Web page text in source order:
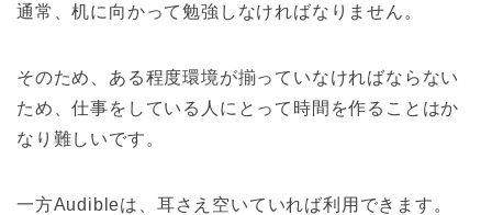
通常、机に向かって勉強しなければなりません。
そのため、ある程度環境が揃っていなければならない
ため、仕事をしている人にとって時間を作ることはか
なり難しいです。
一方Audibleは、耳さえ空いていれば利用できます。